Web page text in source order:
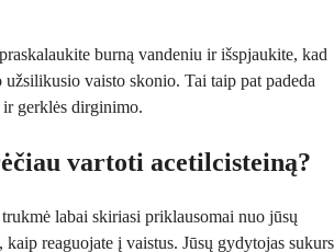
burną vandeniu ir išspjaukite, kad
vaisto skonio. Tai taip pat padeda
gerklės dirginimo.
vartoti acetilcisteiną?
labai skiriasi priklausomai nuo jūsų
reaguojate į vaistus. Jūsų gydytojas sukurs